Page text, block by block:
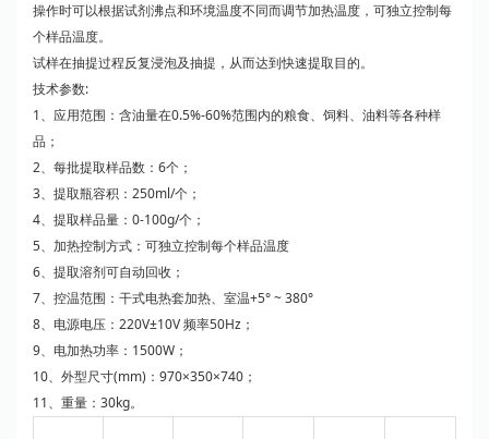
操作时可以根据试剂沸点和环境温度不同而调节加热温度，可独立控制每
个样品温度。
试样在抽提过程反复浸泡及抽提，从而达到快速提取目的。
技术参数:
1、应用范围：含油量在0.5%-60%范围内的粮食、饲料、油料等各种样
品；
2、每批提取样品数：6个；
3、提取瓶容积：250ml/个；
4、提取样品量：0-100g/个；
5、加热控制方式：可独立控制每个样品温度
6、提取溶剂可自动回收；
7、控温范围：干式电热套加热、室温+5° ~ 380°
8、电源电压：220V±10V 频率50Hz；
9、电加热功率：1500W；
10、外型尺寸(mm)：970×350×740；
11、重量：30kg。